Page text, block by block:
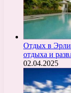
Отдых в
отдыха и
02.04.2025